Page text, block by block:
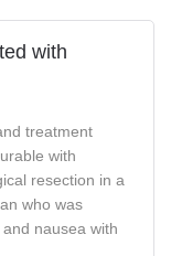
with
treatment
with
resection in a
who was
nausea with